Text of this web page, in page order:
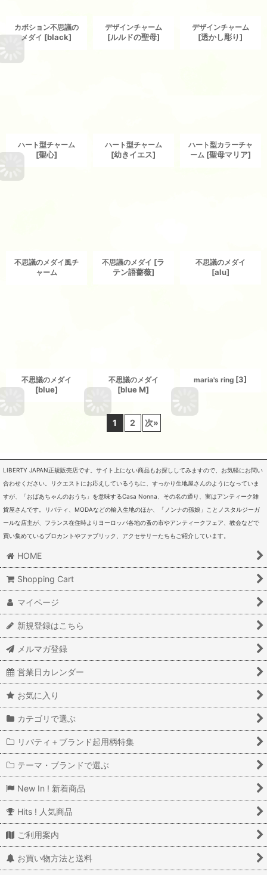
カボション不思議の
メダイ [black]
デザインチャーム
[ルルドの聖母]
デザインチャーム
[透かし彫り]
ハート型チャーム
[聖心]
ハート型チャーム
[幼きイエス]
ハート型カラーチャ
ーム [聖母マリア]
不思議のメダイ風チ
ャーム
不思議のメダイ [ラ
テン語薔薇]
不思議のメダイ
[alu]
不思議のメダイ
[blue]
不思議のメダイ
[blue M]
maria's ring [3]
1 2 次»
LIBERTY JAPAN正規販売店です。サイト上にない商品もお探ししてみますので、お気軽にお問い
合わせください。リクエストにお応えしているうちに、すっかり生地屋さんのようになっていま
すが、「おばあちゃんのおうち」を意味するCasa Nonna、その名の通り、実はアンティーク雑
貨屋さんです。リバティ、MODAなどの輸入生地のほか、「ノンナの孫娘」ことノスタルジーガ
ールな店主が、フランス在住時よりヨーロッパ各地の蚤の市やアンティークフェア、教会などで
買い集めているブロカントやファブリック、アクセサリーたちもご紹介しています。
HOME
Shopping Cart
マイページ
新規登録はこちら
メルマガ登録
営業日カレンダー
お気に入り
カテゴリで選ぶ
リバティ＋ブランド起用柄特集
テーマ・ブランドで選ぶ
New In ! 新着商品
Hits ! 人気商品
ご利用案内
お買い物方法と送料